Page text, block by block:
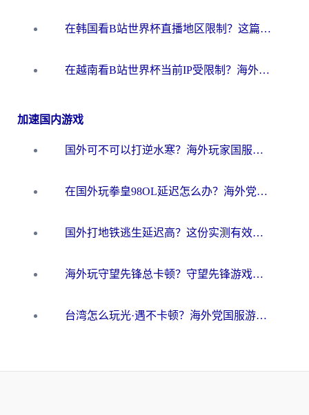
在韩国看B站世界杯直播地区限制？这篇指南让你告别“当前地区不可播放”
在越南看B站世界杯当前IP受限制？海外党体育观赛终极指南来了
加速国内游戏
国外可不可以打逆水寒？海外玩家国服畅玩终极指南（附漫威荒野乱斗加速方案）
在国外玩拳皇98OL延迟怎么办？海外党亲测有效的低延迟指南
国外打地铁逃生延迟高？这份实测有效的低延迟指南帮你吃鸡
海外玩守望先锋总卡顿？守望先锋游戏加速器在哪里买&避坑指南（附欧洲非洲游戏实测）
台湾怎么玩光·遇不卡顿？海外党国服游戏加速终极攻略（附实测体验）